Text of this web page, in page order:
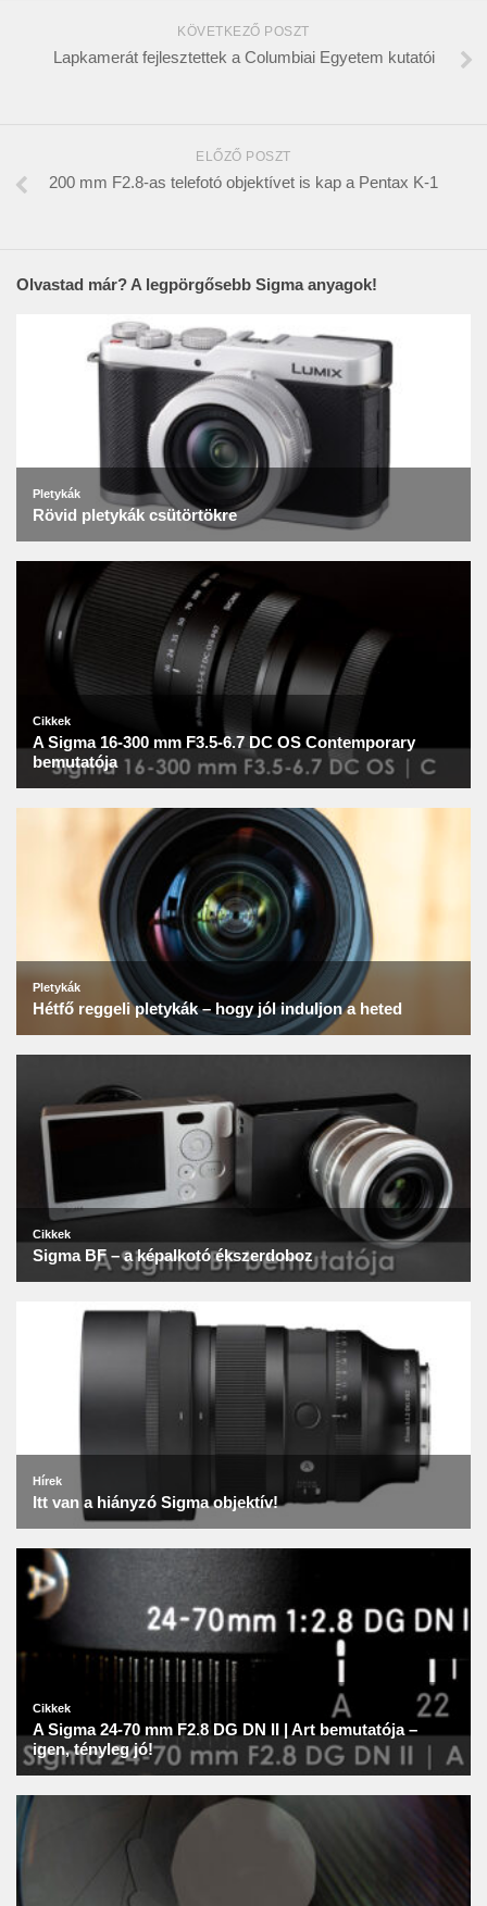
KÖVETKEZŐ POSZT
Lapkamerát fejlesztettek a Columbiai Egyetem kutatói
ELŐZŐ POSZT
200 mm F2.8-as telefotó objektívet is kap a Pentax K-1
Olvastad már? A legpörgősebb Sigma anyagok!